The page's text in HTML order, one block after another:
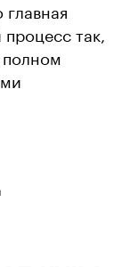
главная
так,
полном